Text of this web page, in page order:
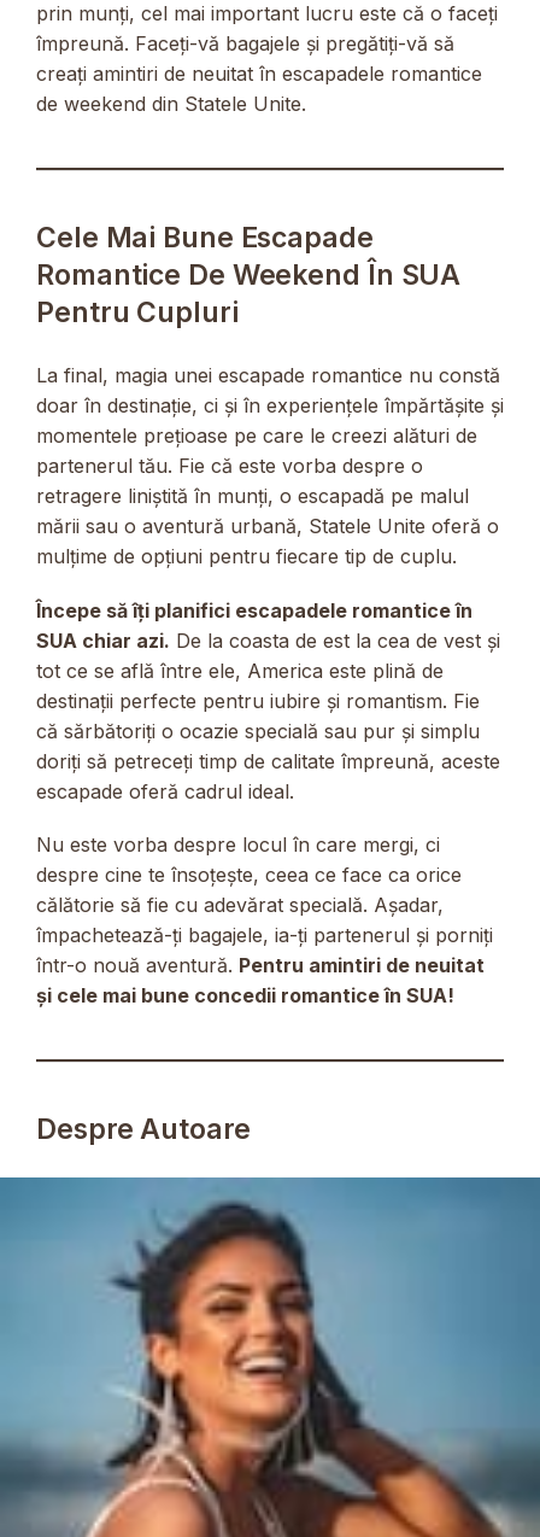
prin munți, cel mai important lucru este că o faceți
împreună. Faceți-vă bagajele și pregătiți-vă să
creați amintiri de neuitat în escapadele romantice
de weekend din Statele Unite.
Cele Mai Bune Escapade
Romantice De Weekend În SUA
Pentru Cupluri
La final, magia unei escapade romantice nu constă
doar în destinație, ci și în experiențele împărtășite și
momentele prețioase pe care le creezi alături de
partenerul tău. Fie că este vorba despre o
retragere liniștită în munți, o escapadă pe malul
mării sau o aventură urbană, Statele Unite oferă o
mulțime de opțiuni pentru fiecare tip de cuplu.
Începe să îți planifici escapadele romantice în
SUA chiar azi. De la coasta de est la cea de vest și
tot ce se află între ele, America este plină de
destinații perfecte pentru iubire și romantism. Fie
că sărbătoriți o ocazie specială sau pur și simplu
doriți să petreceți timp de calitate împreună, aceste
escapade oferă cadrul ideal.
Nu este vorba despre locul în care mergi, ci
despre cine te însoțește, ceea ce face ca orice
călătorie să fie cu adevărat specială. Așadar,
împachetează-ți bagajele, ia-ți partenerul și porniți
într-o nouă aventură. Pentru amintiri de neuitat
și cele mai bune concedii romantice în SUA!
Despre Autoare